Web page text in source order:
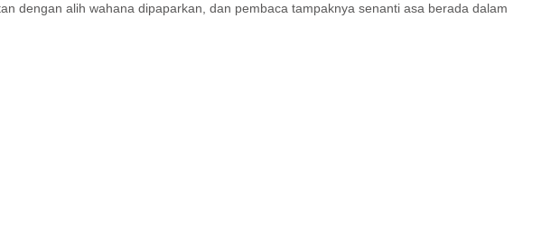
dengan alih wahana dipaparkan, dan pembaca tampaknya senanti asa berada dalam